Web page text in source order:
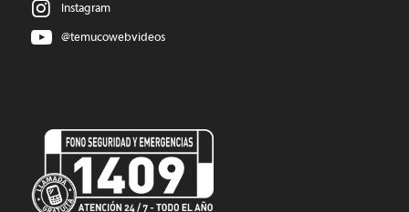
Instagram
@temucowebvideos